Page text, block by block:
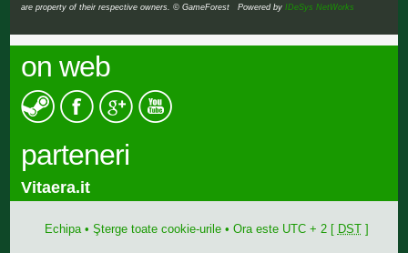
are property of their respective owners. © GameForest Powered byIDeSys NetWorks
on web
parteneri
Vitaera.it
Echipa• Şterge toate cookie-urile• Ora este UTC + 2 [ DST]